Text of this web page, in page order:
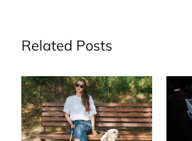
Related Posts